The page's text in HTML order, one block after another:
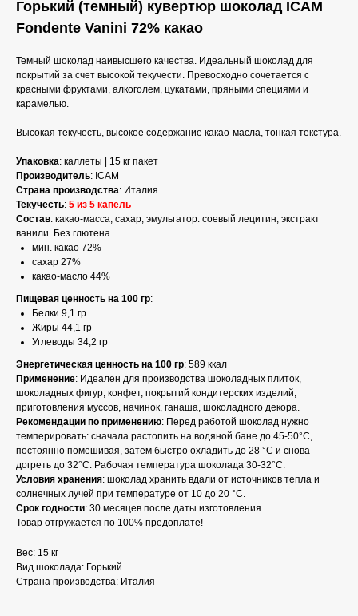
Горький (темный) кувертюр шоколад ICAM
Fondente Vanini 72% какао
Темный шоколад наивысшего качества. Идеальный шоколад для
покрытий за счет высокой текучести. Превосходно сочетается с
красными фруктами, алкоголем, цукатами, пряными специями и
карамелью.
Высокая текучесть, высокое содержание какао-масла, тонкая текстура.
Упаковка: каллеты | 15 кг пакет
Производитель: ICAM
Страна производства: Италия
Текучесть: 5 из 5 капель
Состав: какао-масса, сахар, эмульгатор: соевый лецитин, экстракт
ванили. Без глютена.
мин. какао 72%
сахар 27%
какао-масло 44%
Пищевая ценность на 100 гр:
Белки 9,1 гр
Жиры 44,1 гр
Углеводы 34,2 гр
Энергетическая ценность на 100 гр: 589 ккал
Применение: Идеален для производства шоколадных плиток,
шоколадных фигур, конфет, покрытий кондитерских изделий,
приготовления муссов, начинок, ганаша, шоколадного декора.
Рекомендации по применению: Перед работой шоколад нужно
темперировать: сначала растопить на водяной бане до 45-50°С,
постоянно помешивая, затем быстро охладить до 28 °С и снова
догреть до 32°С. Рабочая температура шоколада 30-32°С.
Условия хранения: шоколад хранить вдали от источников тепла и
солнечных лучей при температуре от 10 до 20 °C.
Срок годности: 30 месяцев после даты изготовления
Товар отгружается по 100% предоплате!
Вес: 15 кг
Вид шоколада: Горький
Страна производства: Италия